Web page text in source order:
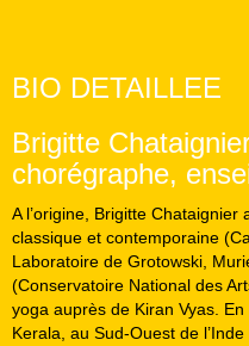
BIO DETAILLEE
Brigitte
chorégraphe,
A l’origine, Brigitte
classique et contemporaine
Laboratoire de Grotowski,
(Conservatoire National des
yoga auprès de Kiran Vyas.
Kerala, au Sud-Ouest de